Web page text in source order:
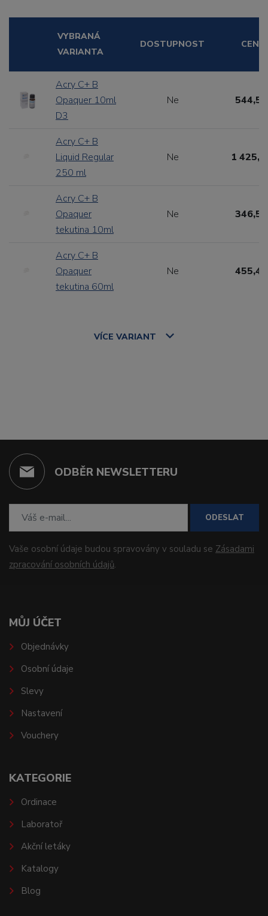
VYBRANÁ
VARIANTA
DOSTUPNOST CENA
Acry C+ B
Opaquer 10ml
D3
Ne
Acry C+ B
Liquid Regular
250 ml
Ne 1
Acry C+ B
Opaquer
tekutina 10ml
Ne
Acry C+ B
Opaquer
tekutina 60ml
Ne
VÍCE VARIANT
ODBĚR NEWSLETTERU
ODESLAT
Vaše osobní údaje budou spravovány v souladu se Zásadami
zpracování osobních údajů.
MŮJ ÚČET
Objednávky
Osobní údaje
Slevy
Nastavení
Vouchery
KATEGORIE
Ordinace
Laboratoř
Akční letáky
Katalogy
Blog